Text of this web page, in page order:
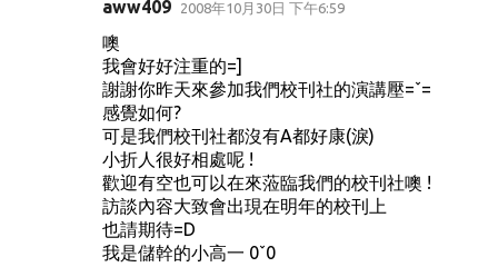
aww409 2008年10月30日 下午6:59
噢
我會好好注重的=]
謝謝你昨天來參加我們校刊社的演講壓=ˇ=
感覺如何?
可是我們校刊社都沒有A都好康(淚)
小折人很好相處呢 !
歡迎有空也可以在來蒞臨我們的校刊社噢 !
訪談內容大致會出現在明年的校刊上
也請期待=D
我是儲幹的小高一 0ˇ0